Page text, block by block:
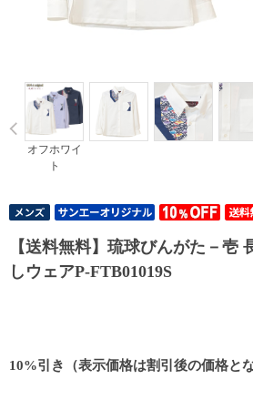
オフホワイ
ト
Prev
【送料無料】琉球びんがた－壱
しウェアP-FTB01019S
10%引き（表示価格は割引後の価格と